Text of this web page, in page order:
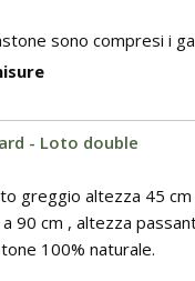
sono compresi i
- Loto double
greggio altezza 45 cm
90 cm , altezza
100% naturale.